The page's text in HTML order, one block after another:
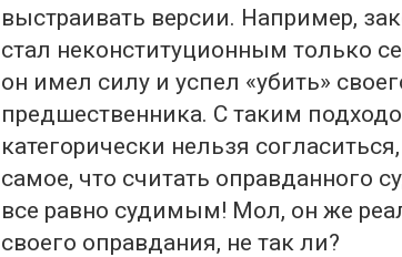
выстраивать версии. Например,
стал неконституционным только
он имел силу и успел «убить»
предшественника. С таким
категорически нельзя
самое, что считать оправданного
все равно судимым! Мол, он же
своего оправдания, не так ли?